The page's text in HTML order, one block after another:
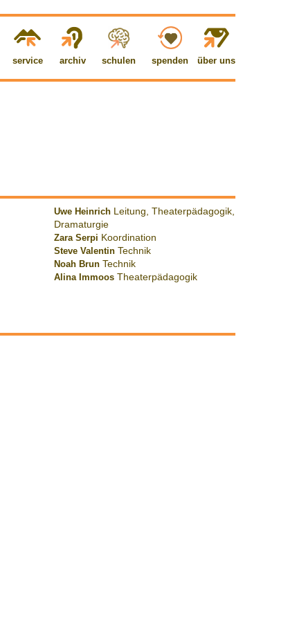
service archiv schulen spenden über uns
Uwe Heinrich Leitung, Theaterpädagogik,
Dramaturgie
Zara Serpi Koordination
Steve Valentin Technik
Noah Brun Technik
Alina Immoos Theaterpädagogik